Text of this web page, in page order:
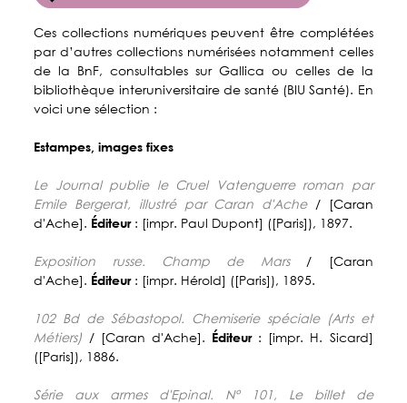
Ces collections numériques peuvent être complétées
par d’autres collections numérisées notamment celles
de la BnF, consultables sur Gallica ou celles de la
bibliothèque interuniversitaire de santé (BIU Santé). En
voici une sélection :
Estampes, images fixes
Le Journal publie le Cruel Vatenguerre roman par
Emile Bergerat, illustré par Caran d'Ache/ [Caran
d'Ache]. Éditeur: [impr. Paul Dupont] ([Paris]), 1897.
Exposition russe. Champ de Mars/ [Caran
d'Ache]. Éditeur: [impr. Hérold] ([Paris]), 1895.
102 Bd de Sébastopol. Chemiserie spéciale (Arts et
Métiers) / [Caran d'Ache]. Éditeur: [impr. H. Sicard]
([Paris]), 1886.
Série aux armes d'Epinal. N° 101, Le billet de